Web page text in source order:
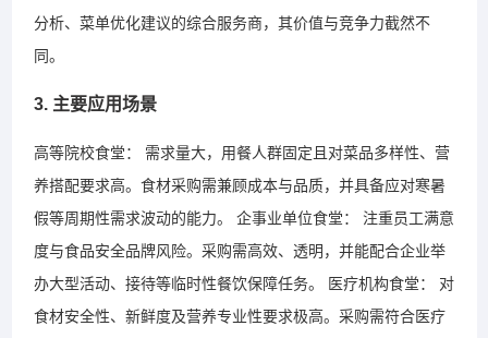
分析、菜单优化建议的综合服务商，其价值与竞争力截然不
同。
3. 主要应用场景
高等院校食堂： 需求量大，用餐人群固定且对菜品多样性、营
养搭配要求高。食材采购需兼顾成本与品质，并具备应对寒暑
假等周期性需求波动的能力。 企事业单位食堂： 注重员工满意
度与食品安全品牌风险。采购需高效、透明，并能配合企业举
办大型活动、接待等临时性餐饮保障任务。 医疗机构食堂： 对
食材安全性、新鲜度及营养专业性要求极高。采购需符合医疗